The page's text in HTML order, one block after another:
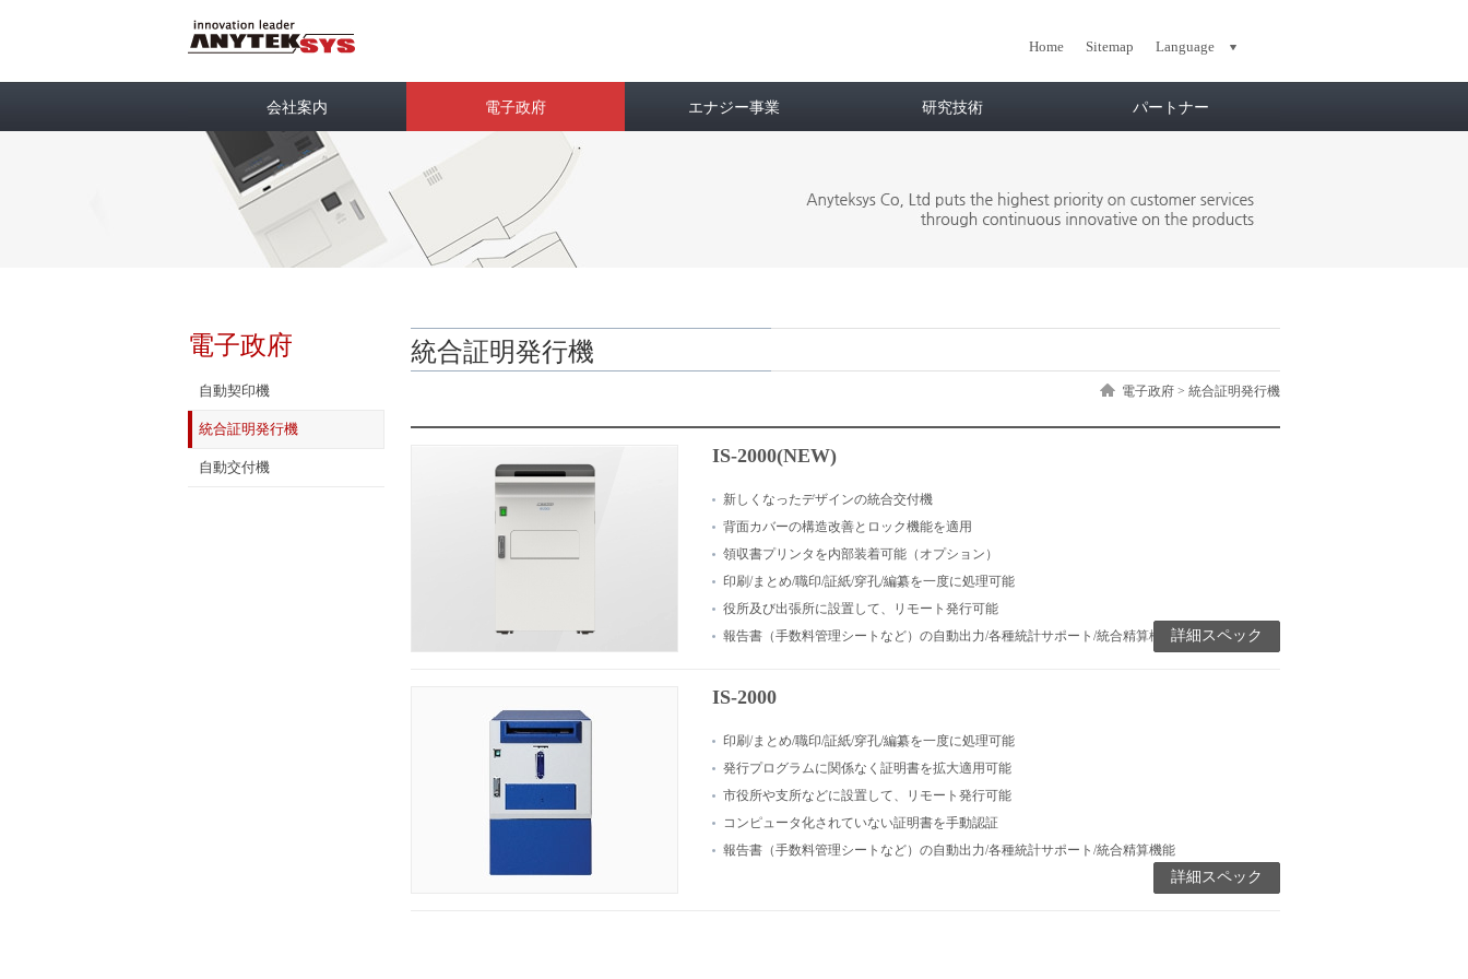
Home Sitemap Language
会社案内 電子政府 エナジー事業 研究技術 パートナー
電子政府
自動契印機
統合証明発行機
自動交付機
統合証明発行機
電子政府 > 統合証明発行機
IS-2000(NEW)
新しくなったデザインの統合交付機
背面カバーの構造改善とロック機能を適用
領収書プリンタを内部装着可能（オプション）
印刷/まとめ/職印/証紙/穿孔/編纂を一度に処理可能
役所及び出張所に設置して、リモート発行可能
報告書（手数料管理シートなど）の自動出力/各種統計サポート/統合精算機能詳細スペック
IS-2000
印刷/まとめ/職印/証紙/穿孔/編纂を一度に処理可能
発行プログラムに関係なく証明書を拡大適用可能
市役所や支所などに設置して、リモート発行可能
コンピュータ化されていない証明書を手動認証
報告書（手数料管理シートなど）の自動出力/各種統計サポート/統合精算機能
詳細スペック